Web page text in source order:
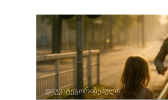
დაუკატეგორიზებული